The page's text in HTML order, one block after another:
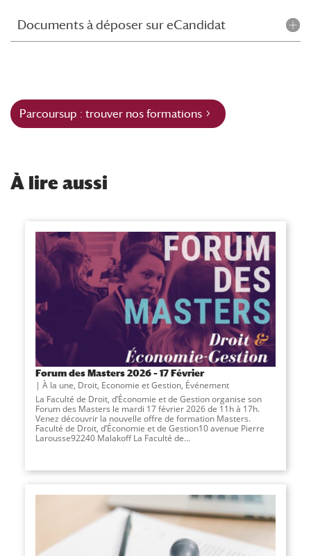
Documents à déposer sur eCandidat
Parcoursup : trouver nos formations
À lire aussi
Forum des Masters 2026 – 17 Février
À la une, Droit, Economie et Gestion, Événement
La Faculté de Droit, d’Économie et de Gestion organise son
Forum des Masters le mardi 17 février 2026 de 11h à 17h.
Venez découvrir la nouvelle offre de formation Masters.
Faculté de Droit, d’Économie et de Gestion10 avenue Pierre
Larousse92240 Malakoff La Faculté de...